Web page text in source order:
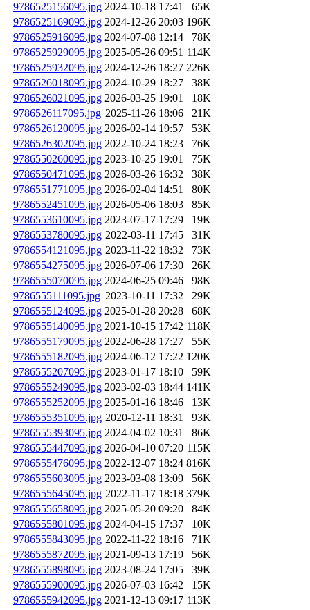
9786525156095.jpg 2024-10-18 17:41
65K
9786525169095.jpg 2024-12-26 20:03 196K
9786525916095.jpg 2024-07-08 12:14
78K
9786525929095.jpg 2025-05-26 09:51 114K
9786525932095.jpg 2024-12-26 18:27 226K
9786526018095.jpg 2024-10-29 18:27
38K
9786526021095.jpg 2026-03-25 19:01
18K
9786526117095.jpg 2025-11-26 18:06
21K
9786526120095.jpg 2026-02-14 19:57
53K
9786526302095.jpg 2022-10-24 18:23
76K
9786550260095.jpg 2023-10-25 19:01
75K
9786550471095.jpg 2026-03-26 16:32
38K
9786551771095.jpg 2026-02-04 14:51
80K
9786552451095.jpg 2026-05-06 18:03
85K
9786553610095.jpg 2023-07-17 17:29
19K
9786553780095.jpg 2022-03-11 17:45
31K
9786554121095.jpg 2023-11-22 18:32
73K
9786554275095.jpg 2026-07-06 17:30
26K
9786555070095.jpg 2024-06-25 09:46
98K
9786555111095.jpg 2023-10-11 17:32
29K
9786555124095.jpg 2025-01-28 20:28
68K
9786555140095.jpg 2021-10-15 17:42 118K
9786555179095.jpg 2022-06-28 17:27
55K
9786555182095.jpg 2024-06-12 17:22 120K
9786555207095.jpg 2023-01-17 18:10
59K
9786555249095.jpg 2023-02-03 18:44 141K
9786555252095.jpg 2025-01-16 18:46
13K
9786555351095.jpg 2020-12-11 18:31
93K
9786555393095.jpg 2024-04-02 10:31
86K
9786555447095.jpg 2026-04-10 07:20 115K
9786555476095.jpg 2022-12-07 18:24 816K
9786555603095.jpg 2023-03-08 13:09
56K
9786555645095.jpg 2022-11-17 18:18 379K
9786555658095.jpg 2025-05-20 09:20
84K
9786555801095.jpg 2024-04-15 17:37
10K
9786555843095.jpg 2022-11-22 18:16
71K
9786555872095.jpg 2021-09-13 17:19
56K
9786555898095.jpg 2023-08-24 17:05
39K
9786555900095.jpg 2026-07-03 16:42
15K
9786555942095.jpg 2021-12-13 09:17 113K